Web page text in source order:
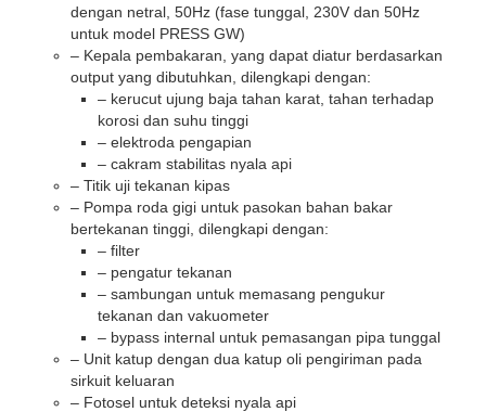
dengan netral, 50Hz (fase tunggal, 230V dan 50Hz
untuk model PRESS GW)
– Kepala pembakaran, yang dapat diatur berdasarkan
output yang dibutuhkan, dilengkapi dengan:
– kerucut ujung baja tahan karat, tahan terhadap
korosi dan suhu tinggi
– elektroda pengapian
– cakram stabilitas nyala api
– Titik uji tekanan kipas
– Pompa roda gigi untuk pasokan bahan bakar
bertekanan tinggi, dilengkapi dengan:
– filter
– pengatur tekanan
– sambungan untuk memasang pengukur
tekanan dan vakuometer
– bypass internal untuk pemasangan pipa tunggal
– Unit katup dengan dua katup oli pengiriman pada
sirkuit keluaran
– Fotosel untuk deteksi nyala api